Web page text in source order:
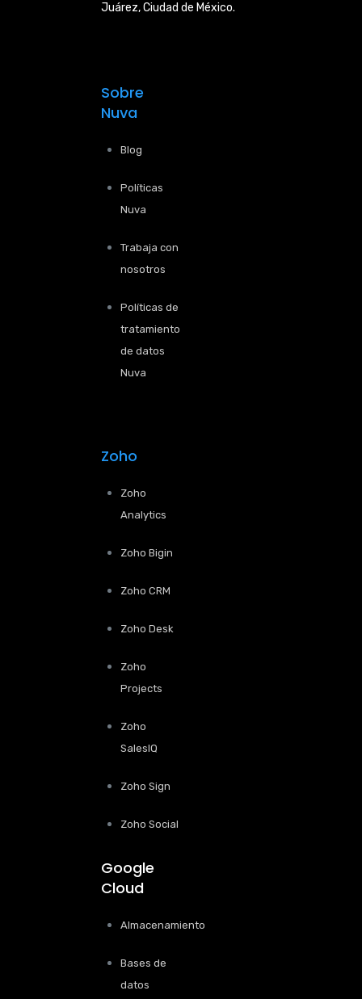
Juárez, Ciudad de México.
Sobre
Nuva
Blog
Políticas
Nuva
Trabaja con
nosotros
Políticas de
tratamiento
de datos
Nuva
Zoho
Zoho
Analytics
Zoho Bigin
Zoho CRM
Zoho Desk
Zoho
Projects
Zoho
SalesIQ
Zoho Sign
Zoho Social
Google
Cloud
Almacenamiento
Bases de
datos